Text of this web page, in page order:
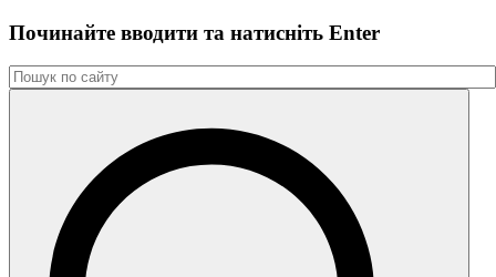
Починайте вводити та натиснiть Enter